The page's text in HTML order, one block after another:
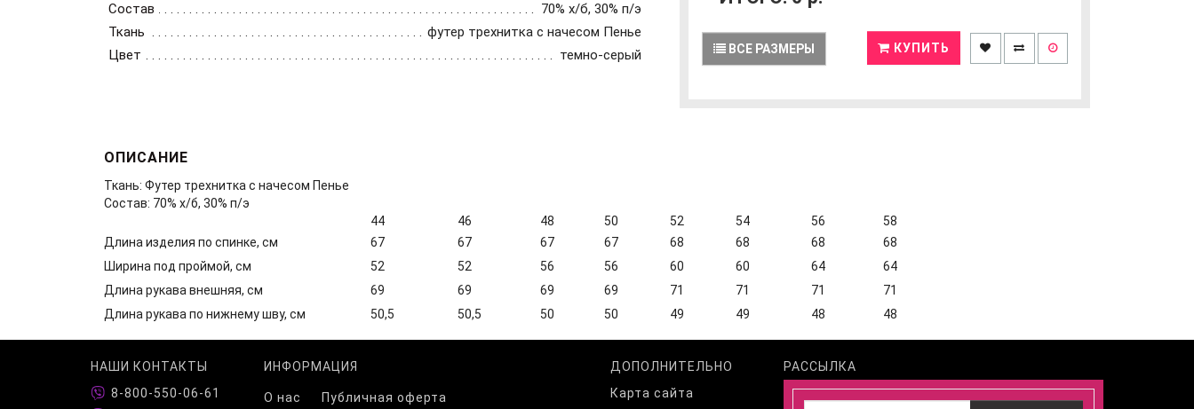
Состав
70% х/б, 30% п/э
Ткань
футер трехнитка с начесом Пенье
Цвет
темно-серый ВСЕ РАЗМЕРЫ КУПИТЬ
ОПИСАНИЕ
Ткань: Футер трехнитка с начесом Пенье
Состав: 70% х/б, 30% п/э
44
46 48 50 52 54 56
58
Длина изделия по спинке, см
67 67 67 67 68 68 68
68
Ширина под проймой, см
52 52 56 56 60 60 64
64
Длина рукава внешняя, см
69 69 69 69 71 71 71
71
Длина рукава по нижнему шву, см
50,5 50,5 50 50 49 49 48 48
НАШИ КОНТАКТЫ
8-800-550-06-61
ИНФОРМАЦИЯ
О нас Публичная оферта
ДОПОЛНИТЕЛЬНО
Карта сайта
РАССЫЛКА